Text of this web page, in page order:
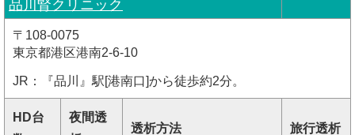
品川腎クリニック
〒108-0075
東京都港区港南2-6-10
JR：『品川』駅[港南口]から徒歩約2分。
HD台
夜間透
透析方法 旅行透析